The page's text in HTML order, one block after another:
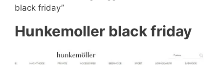
black friday”
Hunkemoller black friday